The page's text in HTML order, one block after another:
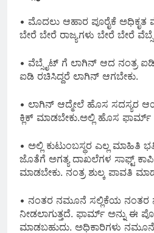
• ಮೊದಲು ಆಹಾರ ಪೂರೈಕೆ ಅಧಿಕೃತ
ಬೇರೆ ಬೇರೆ ರಾಜ್ಯಗಳು ಬೇರೆ ಬೇರೆ
• ವೆಬ್ಸೈಟ್ ಗೆ ಲಾಗಿನ್ ಆದ ನಂತ್ರ
ಐಡಿ ರಚಿಸಿದ್ದರೆ ಲಾಗಿನ್ ಆಗಬೇಕು.
• ಲಾಗಿನ್ ಆದ್ಮೇಲೆ ಹೊಸ ಸದಸ್ಯರ
ಕ್ಲಿಕ್ ಮಾಡಬೇಕು.ಅಲ್ಲಿ ಹೊಸ ಫಾರ್ಮ್
• ಅಲ್ಲಿ ಕುಟುಂಬಸ್ಥರ ಎಲ್ಲ ಮಾಹಿತಿ
ಜೊತೆಗೆ ಅಗತ್ಯ ದಾಖಲೆಗಳ ಸಾಫ್ಟ್
ಮಾಡಬೇಕು. ನಂತ್ರ ಶುಲ್ಕ ಪಾವತಿ
• ನಂತರ ನಮೂನೆ ಸಲ್ಲಿಕೆಯ ನಂತರ
ನೀಡಲಾಗುತ್ತದೆ. ಫಾರ್ಮ್ ಅನ್ನು ಈ
ಮಾಡಬಹುದು. ಅಧಿಕಾರಿಗಳು ನಮೂನೆ